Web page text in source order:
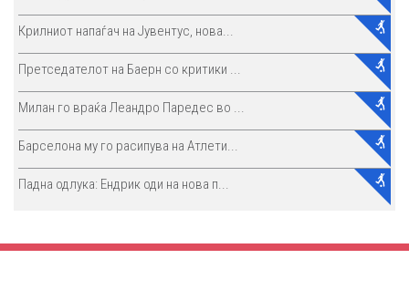
Крилниот напаѓач на Јувентус, нова...
Претседателот на Баерн со критики ...
Милан го враќа Леандро Паредес во ...
Барселона му го расипува на Атлети...
Падна одлука: Ендрик оди на нова п...